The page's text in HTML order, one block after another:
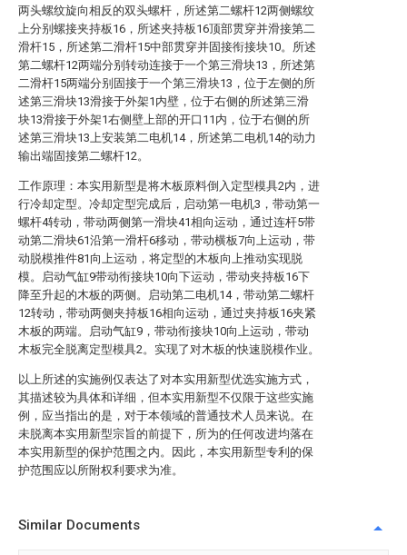
两头螺纹旋向相反的双头螺杆，所述第二螺杆12两侧螺纹
上分别螺接夹持板16，所述夹持板16顶部贯穿并滑接第二
滑杆15，所述第二滑杆15中部贯穿并固接衔接块10。所述
第二螺杆12两端分别转动连接于一个第三滑块13，所述第
二滑杆15两端分别固接于一个第三滑块13，位于左侧的所
述第三滑块13滑接于外架1内壁，位于右侧的所述第三滑
块13滑接于外架1右侧壁上部的开口11内，位于右侧的所
述第三滑块13上安装第二电机14，所述第二电机14的动力
输出端固接第二螺杆12。
工作原理：本实用新型是将木板原料倒入定型模具2内，进
行冷却定型。冷却定型完成后，启动第一电机3，带动第一
螺杆4转动，带动两侧第一滑块41相向运动，通过连杆5带
动第二滑块61沿第一滑杆6移动，带动横板7向上运动，带
动脱模推件81向上运动，将定型的木板向上推动实现脱
模。启动气缸9带动衔接块10向下运动，带动夹持板16下
降至升起的木板的两侧。启动第二电机14，带动第二螺杆
12转动，带动两侧夹持板16相向运动，通过夹持板16夹紧
木板的两端。启动气缸9，带动衔接块10向上运动，带动
木板完全脱离定型模具2。实现了对木板的快速脱模作业。
以上所述的实施例仅表达了对本实用新型优选实施方式，
其描述较为具体和详细，但本实用新型不仅限于这些实施
例，应当指出的是，对于本领域的普通技术人员来说。在
未脱离本实用新型宗旨的前提下，所为的任何改进均落在
本实用新型的保护范围之内。因此，本实用新型专利的保
护范围应以所附权利要求为准。
Similar Documents